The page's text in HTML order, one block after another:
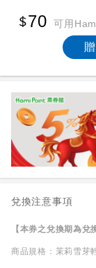
70 可用
兌換注意事項
【本券之兌換期為兌
商品規格：茉莉雪芽